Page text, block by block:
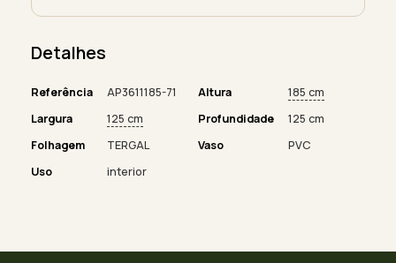
Detalhes
Referência AP3611185-71 Altura
185 cm
Largura
125 cm Profundidade
125 cm
Folhagem
TERGAL Vaso
PVC
Uso
interior